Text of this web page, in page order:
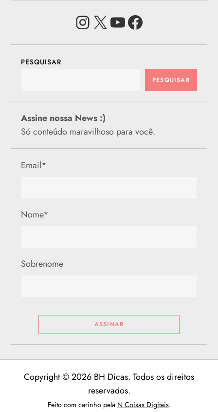
Instagram
X Youtube
PESQUISAR
PESQUISAR
Assine nossa News :)
Só conteúdo maravilhoso para você.
Email*
Nome*
Sobrenome
Copyright © 2026 BH Dicas. Todos os direitos
reservados.
Feito com carinho pela N Coisas Digitais.